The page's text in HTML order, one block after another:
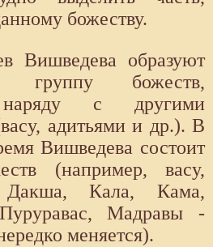
божеству.
Вишведева образуют
группу божеств,
наряду с другими
адитьями и др.). В
Вишведева состоит
(например, васу,
Дакша, Кала, Кама,
Мадравы -
меняется).